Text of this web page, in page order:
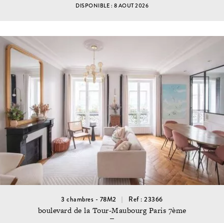
DISPONIBLE : 8 AOUT 2026
3 chambres - 78M2 Ref : 23366
boulevard de la Tour-Maubourg Paris 7ème